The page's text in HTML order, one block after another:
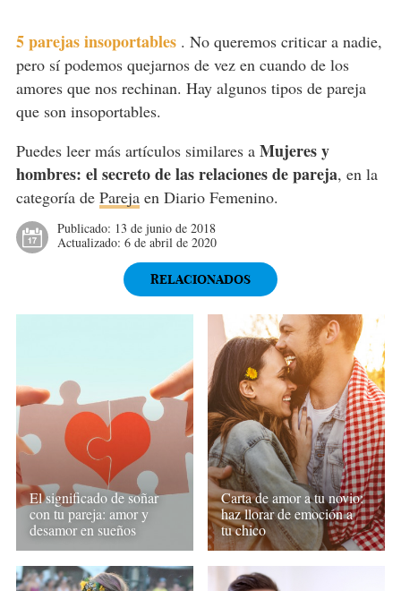
5 parejas insoportables . No queremos criticar a nadie,
pero sí podemos quejarnos de vez en cuando de los
amores que nos rechinan. Hay algunos tipos de pareja
que son insoportables.
Puedes leer más artículos similares a Mujeres y
hombres: el secreto de las relaciones de pareja, en la
categoría de Parejaen Diario Femenino.
Publicado: 13 de junio de 2018
Actualizado: 6 de abril de 2020
RELACIONADOS
El significado de soñar
con tu pareja: amor y
desamor en sueños
Carta de amor a tu novio:
haz llorar de emoción a
tu chico